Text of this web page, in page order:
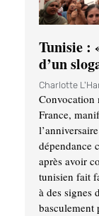
Tunisie :
d’un
Charlotte
Convocation
France,
dépendance
après avoir
tunisien fait
à des signes
basculement